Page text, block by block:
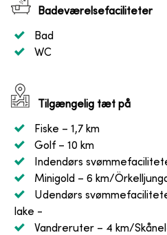
Badeværelsefaciliteter
Bad
WC
Tilgængelig tæt på
Fiske – 1,7 km
Golf – 10 km
Indendørs
Minigold – 6 km/
Udendørs
lake -
Vandreruter – 4 km/